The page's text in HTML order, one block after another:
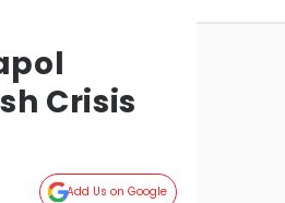
Crisis
Add Us on Google